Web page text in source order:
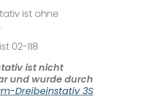
ist ohne
02-118
ist nicht
und wurde durch
Dreibeinstativ 3S